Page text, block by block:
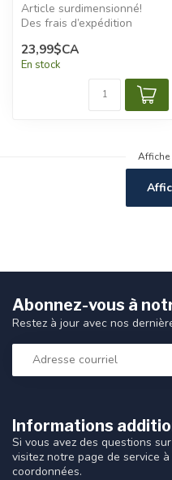
Article surdimensionné!
Des frais d’expédition
appliqués.
23,99$CA
En stock
Affiche
Informations
Si vous avez des questions
visitez notre page de service
coordonnées.
Abonnez-vous à
Restez à jour avec nos